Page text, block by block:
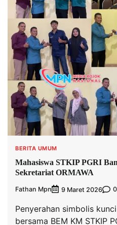
BERITA UMUM
Mahasiswa STKIP PGRI
Sekretariat ORMAWA
Fathan Mpn 9 Maret 2026 0
Penyerahan simbolis
bersama BEM KM STKIP